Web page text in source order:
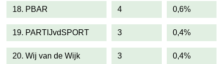
18. PBAR 4 0,6%
19. PARTIJvdSPORT 3 0,4%
20. Wij van de Wijk 3 0,4%